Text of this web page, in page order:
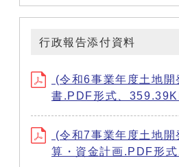
行政報告添付資料
(令和6事業年度土地開
書.PDF形式、
(令和7事業年度土地
算・資金計画.PDF形